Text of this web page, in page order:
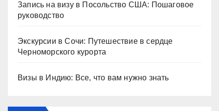
Запись на визу в Посольство США: Пошаговое
руководство
Экскурсии в Сочи: Путешествие в сердце
Черноморского курорта
Визы в Индию: Все, что вам нужно знать